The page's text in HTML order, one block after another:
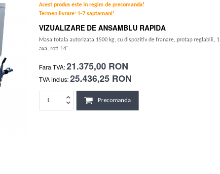
Acest produs este in regim de precomanda!
Termen livrare: 1-7 saptamani!
VIZUALIZARE DE ANSAMBLU RAPIDA
Masa totala autorizata 1500 kg, cu dispozitiv de franare, protap reglablil, 1
axa, roti 14"
Fara TVA:21.375,00 RON
TVA inclus:25.436,25 RON
Precomanda